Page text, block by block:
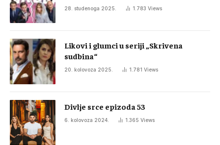
28. studenoga 2025. 1.783 Views
Likovi i glumci u seriji „Skrivena
sudbina“
20. kolovoza 2025. 1.781 Views
Divlje srce epizoda 53
6. kolovoza 2024. 1.365 Views